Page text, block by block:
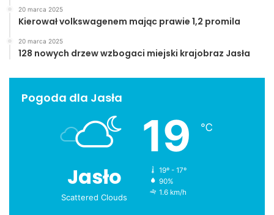
20 marca 2025
Kierował volkswagenem mając prawie 1,2 promila
20 marca 2025
128 nowych drzew wzbogaci miejski krajobraz Jasła
Pogoda dla Jasła
Jasło
Scattered Clouds
19 ℃
19º - 17º
90%
1.6 km/h